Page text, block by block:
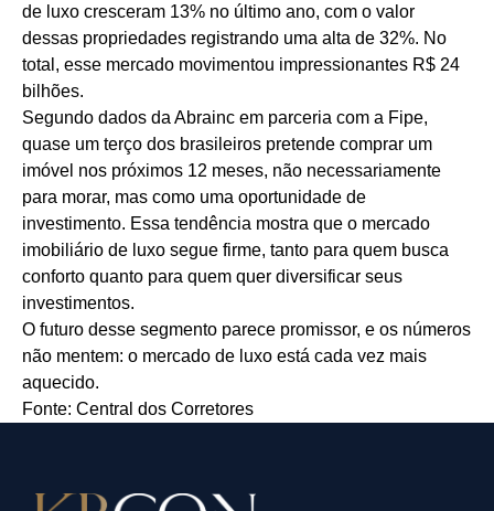
de luxo cresceram 13% no último ano, com o valor
dessas propriedades registrando uma alta de 32%. No
total, esse mercado movimentou impressionantes R$ 24
bilhões.
Segundo dados da Abrainc em parceria com a Fipe,
quase um terço dos brasileiros pretende comprar um
imóvel nos próximos 12 meses, não necessariamente
para morar, mas como uma oportunidade de
investimento. Essa tendência mostra que o mercado
imobiliário de luxo segue firme, tanto para quem busca
conforto quanto para quem quer diversificar seus
investimentos.
O futuro desse segmento parece promissor, e os números
não mentem: o mercado de luxo está cada vez mais
aquecido.
Fonte: Central dos Corretores